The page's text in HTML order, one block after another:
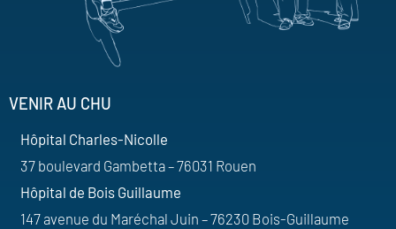
VENIR AU CHU
Hôpital Charles-Nicolle
37 boulevard Gambetta – 76031 Rouen
Hôpital de Bois Guillaume
147 avenue du Maréchal Juin – 76230 Bois-Guillaume